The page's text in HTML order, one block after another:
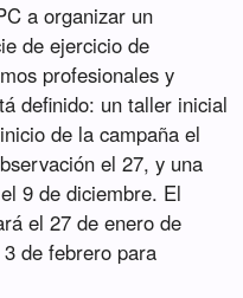
a organizar un
de ejercicio de
profesionales y
definido: un taller inicial
de la campaña el
el 27, y una
9 de diciembre. El
el 27 de enero de
de febrero para